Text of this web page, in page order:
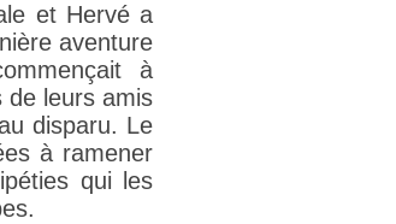
et Hervé a
aventure
à
de leurs amis
disparu. Le
à ramener
qui les